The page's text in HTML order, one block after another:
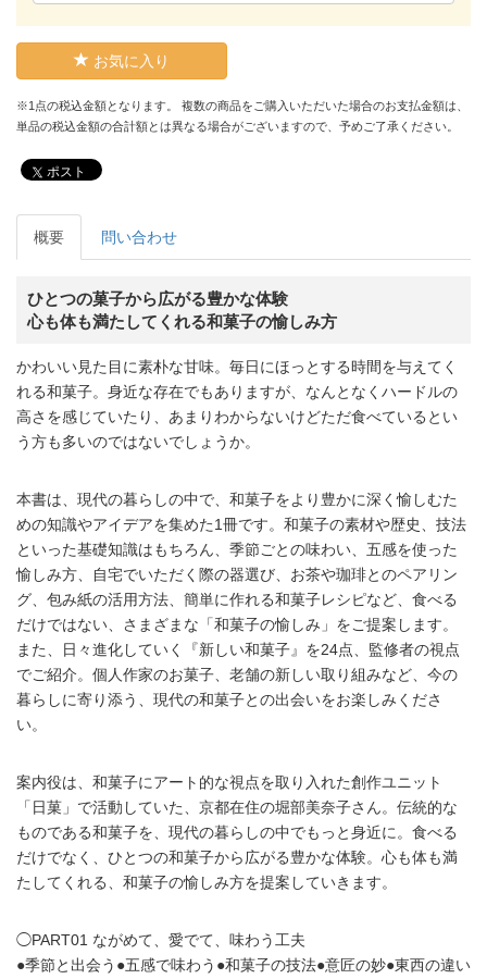
お気に入り
※1点の税込金額となります。 複数の商品をご購入いただいた場合のお支払金額は、
単品の税込金額の合計額とは異なる場合がございますので、予めご了承ください。
ポスト
概要 問い合わせ
ひとつの菓子から広がる豊かな体験
心も体も満たしてくれる和菓子の愉しみ方
かわいい見た目に素朴な甘味。毎日にほっとする時間を与えてく
れる和菓子。身近な存在でもありますが、なんとなくハードルの
高さを感じていたり、あまりわからないけどただ食べているとい
う方も多いのではないでしょうか。
本書は、現代の暮らしの中で、和菓子をより豊かに深く愉しむた
めの知識やアイデアを集めた1冊です。和菓子の素材や歴史、技法
といった基礎知識はもちろん、季節ごとの味わい、五感を使った
愉しみ方、自宅でいただく際の器選び、お茶や珈琲とのペアリン
グ、包み紙の活用方法、簡単に作れる和菓子レシピなど、食べる
だけではない、さまざまな「和菓子の愉しみ」をご提案します。
また、日々進化していく『新しい和菓子』を24点、監修者の視点
でご紹介。個人作家のお菓子、老舗の新しい取り組みなど、今の
暮らしに寄り添う、現代の和菓子との出会いをお楽しみくださ
い。
案内役は、和菓子にアート的な視点を取り入れた創作ユニット
「日菓」で活動していた、京都在住の堀部美奈子さん。伝統的な
ものである和菓子を、現代の暮らしの中でもっと身近に。食べる
だけでなく、ひとつの和菓子から広がる豊かな体験。心も体も満
たしてくれる、和菓子の愉しみ方を提案していきます。
◯PART01 ながめて、愛でて、味わう工夫
●季節と出会う●五感で味わう●和菓子の技法●意匠の妙●東西の違い